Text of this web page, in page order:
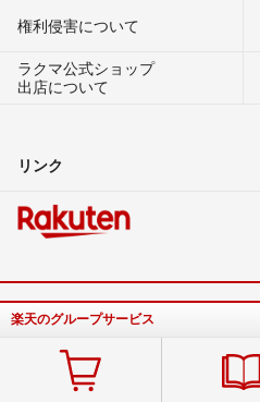
権利侵害について
ラクマ公式ショップ
出店について
リンク
楽天のグループサービス